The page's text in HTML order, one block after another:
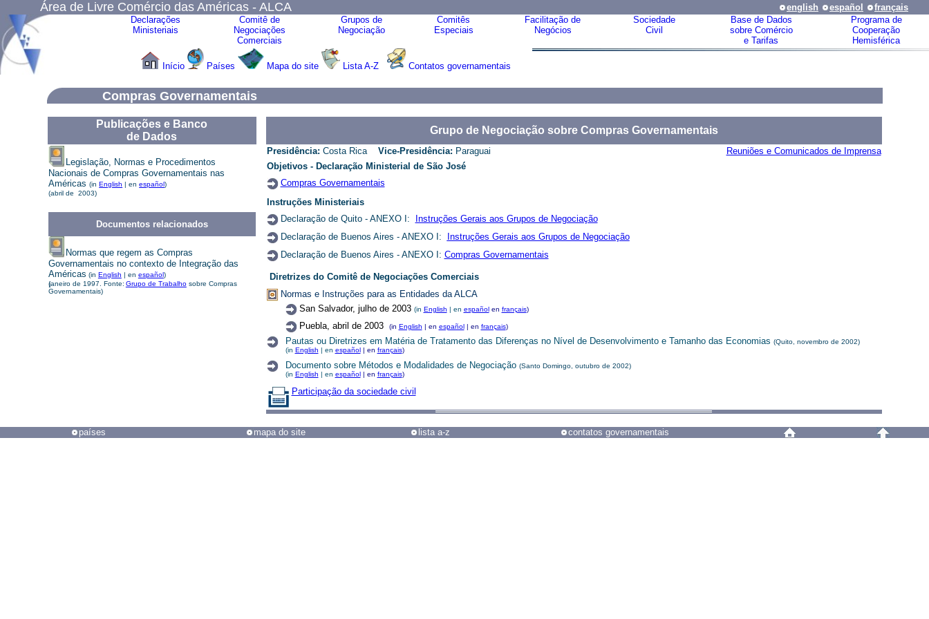
Área de Livre Comércio das Américas - ALCA english español
français
Declarações
Ministeriais
Comitê de
Negociações
Comerciais
Grupos de
Negociação
Comitês
Especiais
Facilitação de
Negócios
Sociedade
Civil
Base de Dados
sobre Comércio
e Tarifas
Programa de
Cooperação
Hemisférica
Início Países Mapa do site Lista A-Z Contatos governamentais
Compras Governamentais
Publicações e Banco
de Dados
Grupo de Negociação sobre Compras Governamentais
Legislação, Normas e Procedimentos
Nacionais de Compras Governamentais nas
Américas (in English | en español)
(abril de 2003)
Documentos relacionados
Normas que regem as Compras
Governamentais no contexto de Integração das
Américas (in English | en español)
(janeiro de 1997. Fonte: Grupo de Trabalhosobre Compras
Governamentais)
Presidência: Costa Rica Vice-Presidência: Paraguai
Reuniões e Comunicados de Imprensa
Objetivos - Declaração Ministerial de São José
Compras Governamentais
Instruções Ministeriais
Declaração de Quito- ANEXO I:
Instruções Gerais aos Grupos de Negociação
Declaração de Buenos Aires - ANEXO I:
Instruções Gerais aos Grupos de Negociação
Declaração de Buenos Aires - ANEXO I: Compras Governamentais
Diretrizes do Comitê de Negociações Comerciais
Normas e Instruções para as Entidades da ALCA
San Salvador, julho de 2003 (in English | en españolen français)
Puebla, abril de 2003 (in English | en español| en français)
Pautas ou Diretrizes em Matéria de Tratamento das Diferenças no Nível de Desenvolvimento e Tamanho das Economias (Quito, novembro de 2002)
(in English | en español| en français)
Documento sobre Métodos e Modalidades de Negociação (Santo Domingo, outubro de 2002)
(in English | en español| en français)
Participação da sociedade civil
países mapa do site lista a-z contatos governamentais